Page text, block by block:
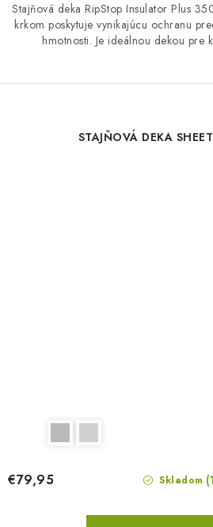
Stajňová deka RipStop Insulator Plus
krkom poskytuje vynikajúcu ochranu
hmotnosti. Je ideálnou dekou pre
STAJŇOVÁ DEKA
Skladom
€79,95